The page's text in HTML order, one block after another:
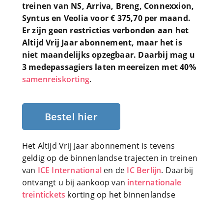
treinen van NS, Arriva, Breng, Connexxion,
Syntus en Veolia voor € 375,70 per maand.
Er zijn geen restricties verbonden aan het
Altijd Vrij Jaar abonnement, maar het is
niet maandelijks opzegbaar. Daarbij mag u
3 medepassagiers laten meereizen met 40%
samenreiskorting.
Bestel hier
Het Altijd Vrij Jaar abonnement is tevens
geldig op de binnenlandse trajecten in treinen
van ICE International en de IC Berlijn. Daarbij
ontvangt u bij aankoop van internationale
treintickets korting op het binnenlandse